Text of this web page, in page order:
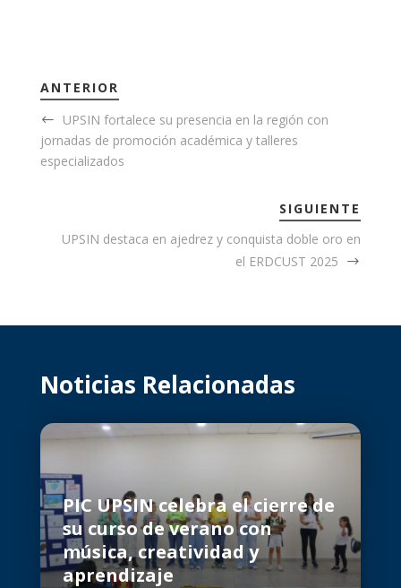
ANTERIOR
UPSIN fortalece su presencia en la región con
jornadas de promoción académica y talleres
especializados
SIGUIENTE
UPSIN destaca en ajedrez y conquista doble oro en
el ERDCUST 2025
Noticias Relacionadas
PIC UPSIN celebra el cierre de
su curso de verano con
música, creatividad y
aprendizaje